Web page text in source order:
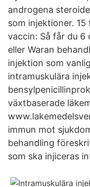
androgena
som injektioner.
vaccin: Så får du 6
eller Waran
injektion som
intramuskulära
växtbaserade
immun mot
behandling
som ska injiceras